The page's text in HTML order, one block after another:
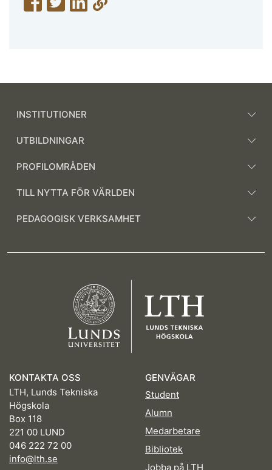
INSTITUTIONER
UTBILDNINGAR
PROFILOMRÅDEN
TILL NYTTA FÖR VÄRLDEN
PEDAGOGISK VERKSAMHET
KONTAKTA OSS
LTH, Lunds Tekniska
Högskola
Box 118
221 00 LUND
046 222 72 00
info@lth.se
GENVÄGAR
Student
Alumn
Medarbetare
Bibliotek
Jobba på LTH